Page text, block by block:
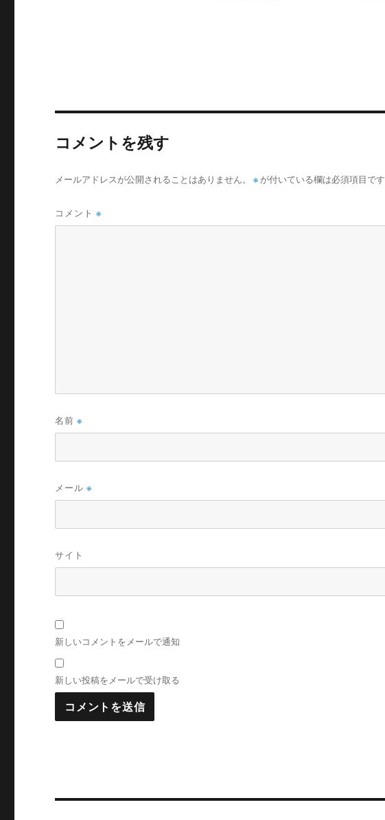
コメントを残す
メールアドレスが公開されることはありません。 ※ が付いている欄は必須項目です
コメント※
名前※
メール※
サイト
新しいコメントをメールで通知
新しい投稿をメールで受け取る